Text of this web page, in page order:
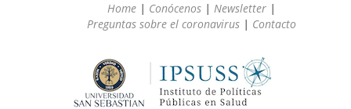
Home | Conócenos | Newsletter |
Preguntas sobre el coronavirus | Contacto